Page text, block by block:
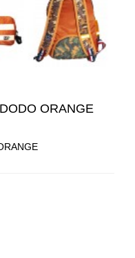
ORANGE